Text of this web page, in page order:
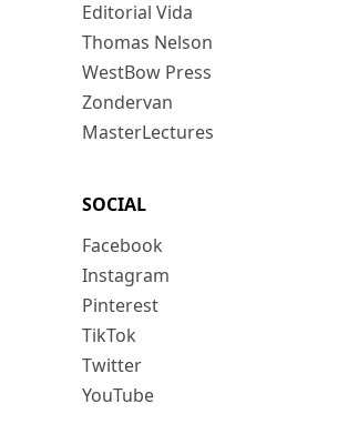
Editorial Vida
Thomas Nelson
WestBow Press
Zondervan
MasterLectures
SOCIAL
Facebook
Instagram
Pinterest
TikTok
Twitter
YouTube